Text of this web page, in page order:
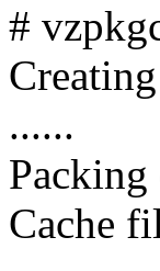
#
......
Cache